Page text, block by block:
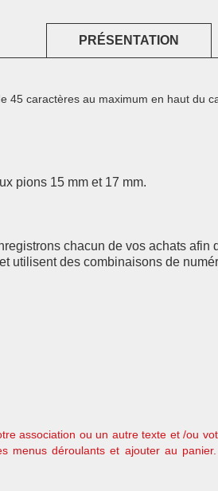
PRÉSENTATION
45 caractères au maximum en haut du
pions 15 mm et 17 mm.
chacun de vos achats afin
utilisent des combinaisons de
association ou un autre texte et /ou
menus déroulants et ajouter au